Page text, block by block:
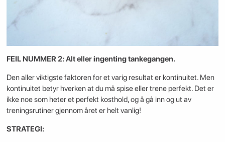
FEIL NUMMER 2: Alt eller ingenting tankegangen.
Den aller viktigste faktoren for et varig resultat er kontinuitet. Men
kontinuitet betyr hverken at du må spise eller trene perfekt. Det er
ikke noe som heter et perfekt kosthold, og å gå inn og ut av
treningsrutiner gjennom året er helt vanlig!
STRATEGI: